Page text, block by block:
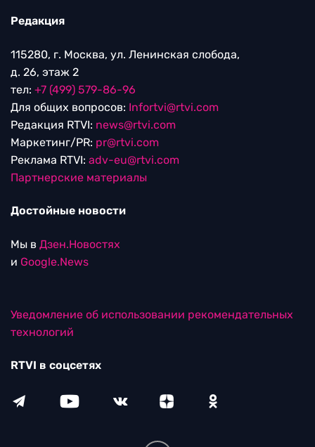
Редакция
115280, г. Москва, ул. Ленинская слобода,
д. 26, этаж 2
тел: +7 (499) 579-86-96
Для общих вопросов: Infortvi@rtvi.com
Редакция RTVI: news@rtvi.com
Маркетинг/PR: pr@rtvi.com
Реклама RTVI: adv-eu@rtvi.com
Партнерские материалы
Достойные новости
Мы в Дзен.Новостях
и Google.News
Уведомление об использовании рекомендательных
технологий
RTVI в соцсетях